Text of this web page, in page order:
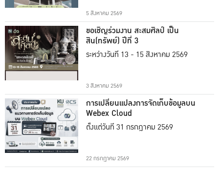
5 สิงหาคม 2569
ขอเชิญร่วมงาน สะสมศิลป์ เป็น
สิน(ทรัพย์) ปีที่ 3
ระหว่างวันที่ 13 - 15 สิงหาคม 2569
3 สิงหาคม 2569
การเปลี่ยนแปลงการจัดเก็บข้อมูลบน
Webex Cloud
ตั้งแต่วันที่ 31 กรกฎาคม 2569
22 กรกฎาคม 2569